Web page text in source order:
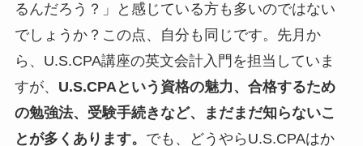
るんだろう？」と感じている方も多いのではない
でしょうか？この点、自分も同じです。先月か
ら、U.S.CPA講座の英文会計入門を担当していま
すが、 U.S.CPAという資格の魅力、合格するため
の勉強法、受験手続きなど、まだまだ知らないこ
とが多くあります。 でも、どうやらU.S.CPAはか